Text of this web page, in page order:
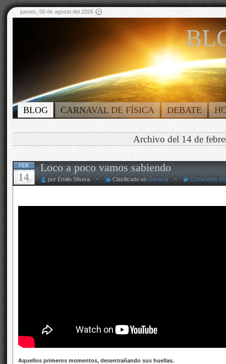
jueves, 06 de agosto del 2026
BLOG CARNAVAL DE FÍSICA DEBATE
Archivo del 14 de
FEB
14
Loco a poco vamos sabiendo
por Emilio Silvera ~ Clasificado en General ~ Comments (0)
Aquellos primeros momentos, desentrañando sus huellas.